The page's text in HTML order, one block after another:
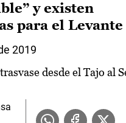
y existen
para el Levante
2019
desde el Tajo al